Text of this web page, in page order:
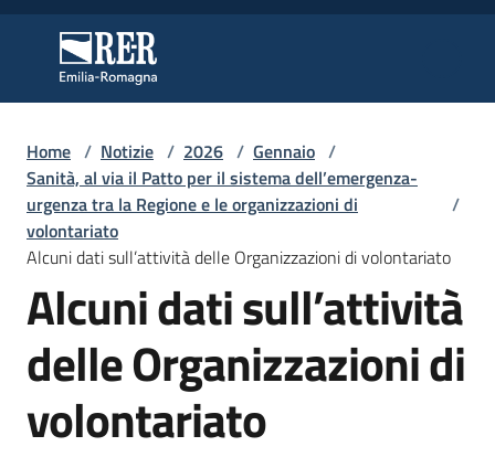
Regione Emilia-Romagna
Regione Emilia-Romagna
Regione
Novità
Servizi
Leggi
Atti
Home / Notizie / 2026 / Gennaio /
Sanità, al via il Patto per il sistema dell’emergenza-
urgenza tra la Regione e le organizzazioni di
volontariato
/
Alcuni dati sull’attività delle Organizzazioni di volontariato
Alcuni dati sull’attività
delle Organizzazioni di
volontariato